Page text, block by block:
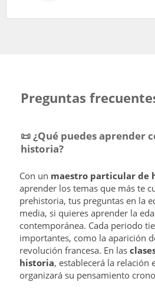
Preguntas
📜 ¿Qué puedes aprender
historia?
Con un maestro particular de
aprender los temas que más te
prehistoria, tus preguntas en la
media, si quieres aprender la
contemporánea. Cada periodo
importantes, como la aparición
revolución francesa. En las
historia, establecerá la relación
organizará su pensamiento